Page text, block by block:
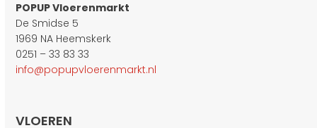
POPUP Vloerenmarkt
De Smidse 5
1969 NA Heemskerk
0251 – 33 83 33
info@popupvloerenmarkt.nl
VLOEREN